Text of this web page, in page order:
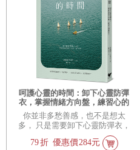
呵護心靈的時間：卸下心靈防彈
衣，掌握情緒方向盤，練習心的
減法！
你並非多愁善感，也不是想太
多， 只是需要卸下心靈防彈衣，
允許自己犯錯，接受情緒的流
動。
79折 優惠價284元